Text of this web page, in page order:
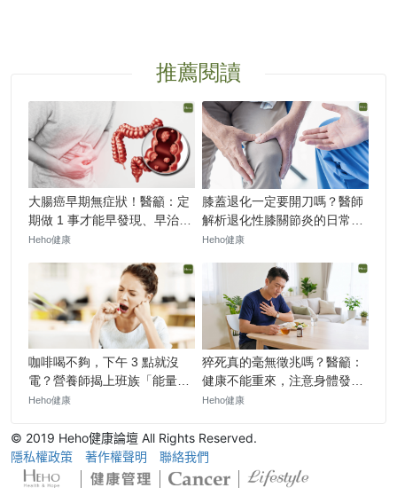
© 2019 Heho健康論壇 All Rights Reserved.
隱私權政策
著作權聲明 聯絡我們